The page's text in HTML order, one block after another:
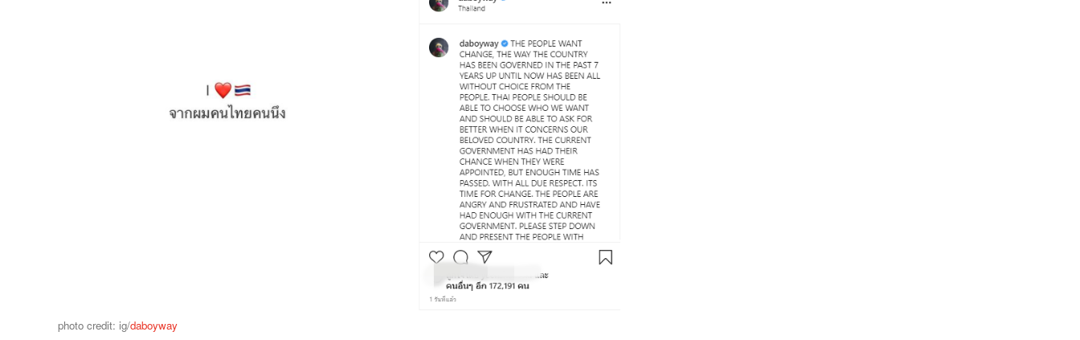
photo credit: ig/daboyway